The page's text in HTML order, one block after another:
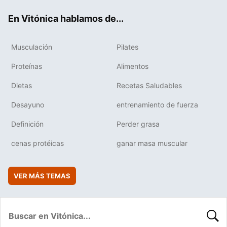
En Vitónica hablamos de...
Musculación Pilates
Proteínas Alimentos
Dietas Recetas Saludables
Desayuno entrenamiento de fuerza
Definición Perder grasa
cenas protéicas ganar masa muscular
VER MÁS TEMAS